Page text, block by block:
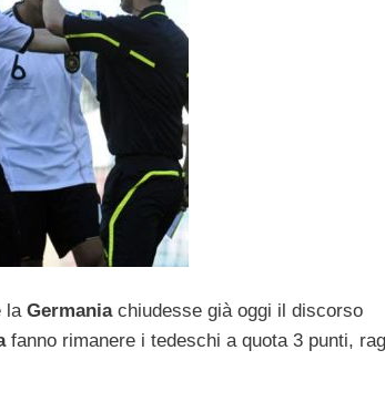
la Germania chiudesse già oggi il discorso
fanno rimanere i tedeschi a quota 3 punti,